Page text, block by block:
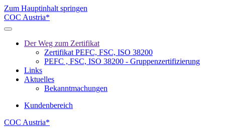
Zum Hauptinhalt springen
COC Austria*
Der Weg zum Zertifikat
Zertifikat PEFC, FSC, ISO 38200
PEFC , FSC, ISO 38200 - Gruppenzertifizierung
Links
Aktuelles
Bekanntmachungen
Kundenbereich
COC Austria*